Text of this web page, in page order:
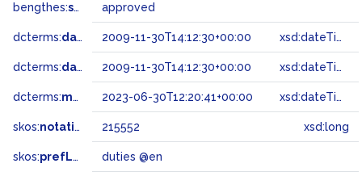
bengthes:status approved
dcterms:dateAccepted 2009-11-30T14:12:30+00:00 xsd:dateTime
dcterms:dateSubmitted 2009-11-30T14:12:30+00:00 xsd:dateTime
dcterms:modified 2023-06-30T12:20:41+00:00 xsd:dateTime
skos:notation 215552 xsd:long
skos:prefLabel duties @en